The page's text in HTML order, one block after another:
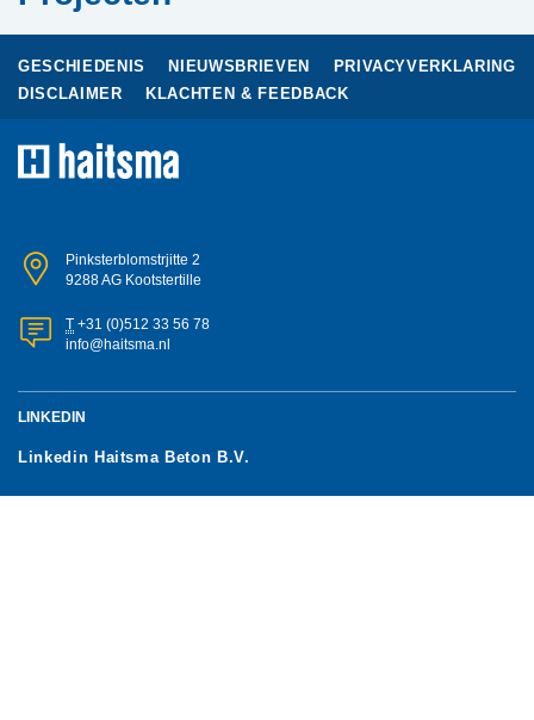
GESCHIEDENIS NIEUWSBRIEVEN
PRIVACYVERKLARING
DISCLAIMER
KLACHTEN & FEEDBACK
Pinksterblomstrjitte 2
9288 AG Kootstertille
T +31 (0)512 33 56 78
info@haitsma.nl
LINKEDIN
Linkedin Haitsma Beton B.V.